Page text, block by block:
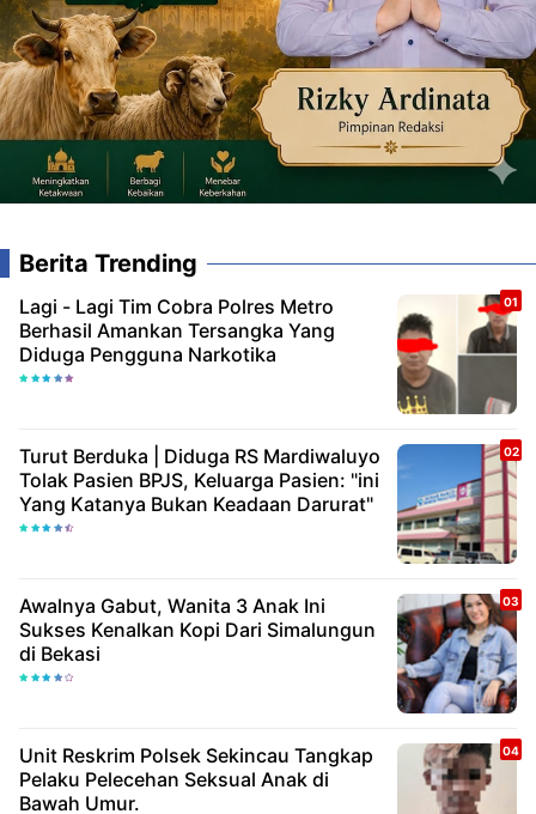
Berita Trending
Lagi - Lagi Tim Cobra Polres Metro
Berhasil Amankan Tersangka Yang
Diduga Pengguna Narkotika
Turut Berduka | Diduga RS Mardiwaluyo
Tolak Pasien BPJS, Keluarga Pasien: "ini
Yang Katanya Bukan Keadaan Darurat"
Awalnya Gabut, Wanita 3 Anak Ini
Sukses Kenalkan Kopi Dari Simalungun
di Bekasi
Unit Reskrim Polsek Sekincau Tangkap
Pelaku Pelecehan Seksual Anak di
Bawah Umur.